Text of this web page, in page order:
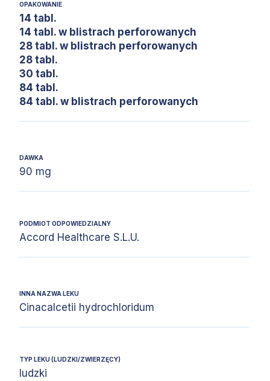
OPAKOWANIE
14 tabl.
14 tabl. w blistrach perforowanych
28 tabl. w blistrach perforowanych
28 tabl.
30 tabl.
84 tabl.
84 tabl. w blistrach perforowanych
DAWKA
90 mg
PODMIOT ODPOWIEDZIALNY
Accord Healthcare S.L.U.
INNA NAZWA LEKU
Cinacalcetii hydrochloridum
TYP LEKU (LUDZKI/ZWIERZĘCY)
ludzki